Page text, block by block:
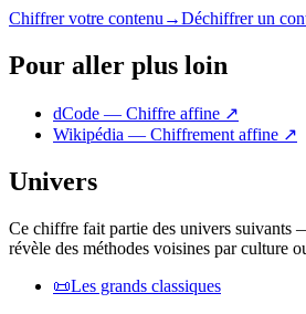
Chiffrer votre contenu →Déchiffrer un
Pour aller plus loin
dCode — Chiffre affine ↗
Wikipédia — Chiffrement affine ↗
Univers
Ce chiffre fait partie des univers suivants
révèle des méthodes voisines par culture
📜Les grands classiques